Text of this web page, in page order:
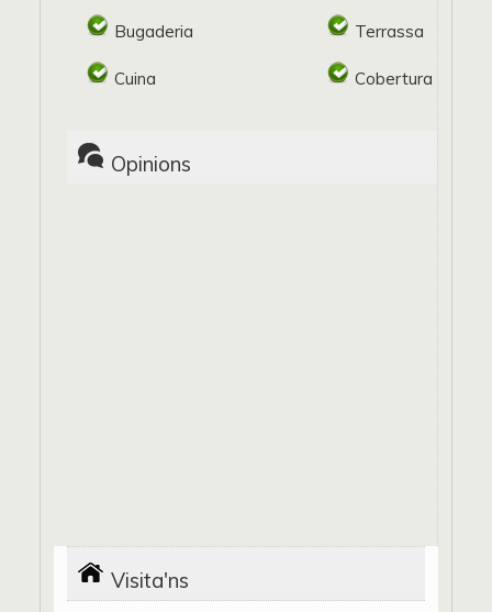
Bugaderia Terrassa
Cuina Cobertura mòbil
Opinions
Visita'ns